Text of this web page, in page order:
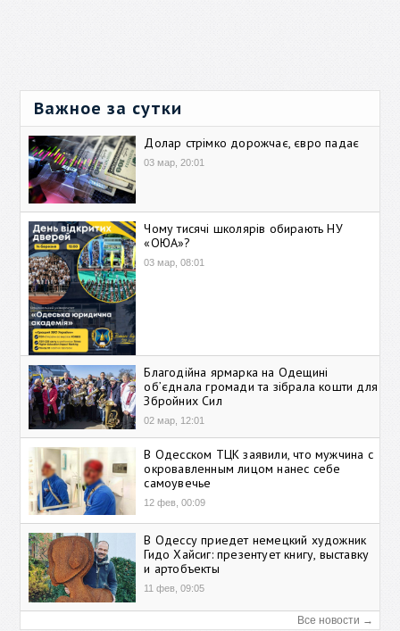
Важное за сутки
Долар стрімко дорожчає, євро падає
03 мар, 20:01
Чому тисячі школярів обирають НУ
«ОЮА»?
03 мар, 08:01
Благодійна ярмарка на Одещині
об’єднала громади та зібрала кошти для
Збройних Сил
02 мар, 12:01
В Одесском ТЦК заявили, что мужчина с
окровавленным лицом нанес себе
самоувечье
12 фев, 00:09
В Одессу приедет немецкий художник
Гидо Хайсиг: презентует книгу, выставку
и артобъекты
11 фев, 09:05
Все новости →